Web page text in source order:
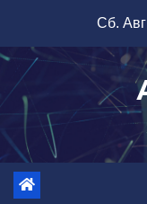
содержимому
Сб.